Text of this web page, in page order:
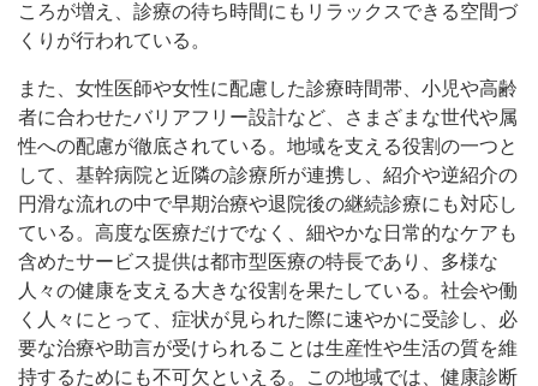
ころが増え、診療の待ち時間にもリラックスできる空間づ
くりが行われている。
また、女性医師や女性に配慮した診療時間帯、小児や高齢
者に合わせたバリアフリー設計など、さまざまな世代や属
性への配慮が徹底されている。地域を支える役割の一つと
して、基幹病院と近隣の診療所が連携し、紹介や逆紹介の
円滑な流れの中で早期治療や退院後の継続診療にも対応し
ている。高度な医療だけでなく、細やかな日常的なケアも
含めたサービス提供は都市型医療の特長であり、多様な
人々の健康を支える大きな役割を果たしている。社会や働
く人々にとって、症状が見られた際に速やかに受診し、必
要な治療や助言が受けられることは生産性や生活の質を維
持するためにも不可欠といえる。この地域では、健康診断